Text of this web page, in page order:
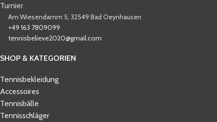
Turnier.
Am Wiesendamm 5, 32549 Bad Oeynhausen
+49 163 7809099
tennisbelieve2020@gmail.com
SHOP & KATEGORIEN
Tennisbekleidung
Accessoires
Tennisbälle
Tennisschläger